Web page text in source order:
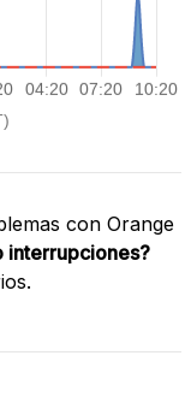
con Orange
interrupciones?